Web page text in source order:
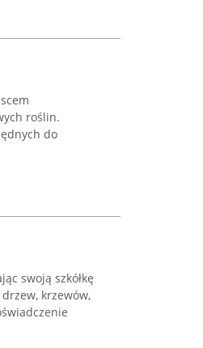
roślin.
do
swoją szkółkę
krzewów,